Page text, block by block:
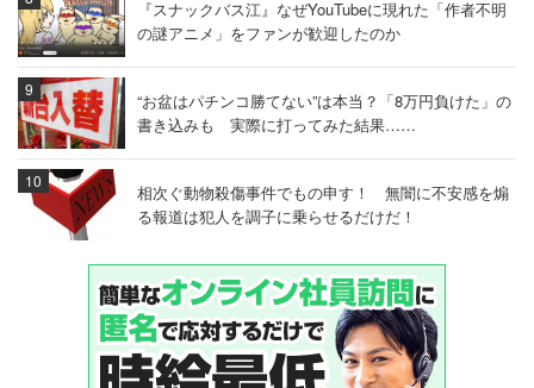
『スナックバス江』なぜYouTubeに現れた「作者不明
の謎アニメ」をファンが歓迎したのか
“お盆はパチンコ勝てない”は本当？「8万円負けた」の
書き込みも 実際に打ってみた結果……
相次ぐ動物殺傷事件でもの申す！ 無闇に不安感を煽
る報道は犯人を調子に乗らせるだけだ！